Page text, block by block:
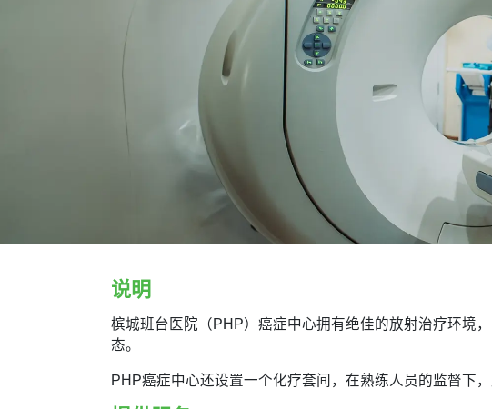
说明
槟城班台医院（PHP）癌症中心拥有绝佳的放射治疗环境
态。
PHP癌症中心还设置一个化疗套间，在熟练人员的监督下